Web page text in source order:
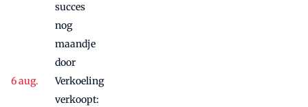
succes
nog
maandje
door
Verkoeling
verkoopt: